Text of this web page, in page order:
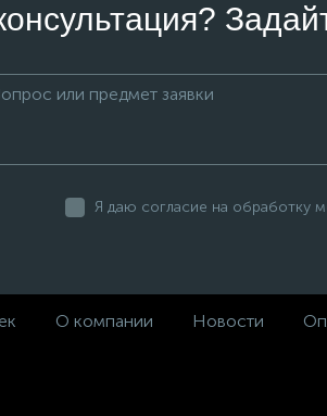
Я даю согласие на обработку
О компании Новости